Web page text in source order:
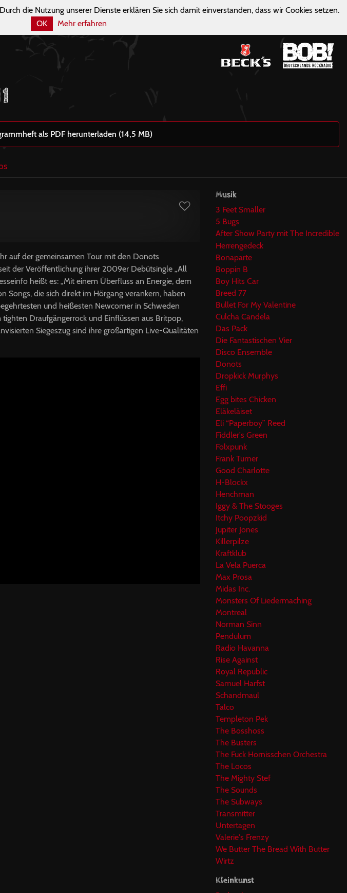
die Nutzung unserer Dienste erklären Sie sich damit einverstanden, dass wir Cookies setzen.
OK
Mehr erfahren
als PDF herunterladen (14,5 MB)
auf der gemeinsamen Tour mit den Donots
der Veröffentlichung ihrer 2009er Debütsingle „All
heißt es: „Mit einem Überfluss an Energie, dem
Songs, die sich direkt im Hörgang verankern, haben
und heißesten Newcomer in Schweden
Draufgängerrock und Einflüssen aus Britpop,
Siegeszug sind ihre großartigen Live-Qualitäten
Musik
3 Feet Smaller
5 Bugs
After Show Party mit The Incredible
Herrengedeck
Bonaparte
Boppin B
Boy Hits Car
Breed 77
Bullet For My Valentine
Culcha Candela
Das Pack
Die Fantastischen Vier
Disco Ensemble
Donots
Dropkick Murphys
Effi
Egg bites Chicken
Eläkeläiset
Eli “Paperboy” Reed
Fiddler's Green
Folxpunk
Frank Turner
Good Charlotte
H-Blockx
Henchman
Iggy & The Stooges
Itchy Poopzkid
Jupiter Jones
Killerpilze
Kraftklub
La Vela Puerca
Max Prosa
Midas Inc.
Monsters Of Liedermaching
Montreal
Norman Sinn
Pendulum
Radio Havanna
Rise Against
Royal Republic
Samuel Harfst
Schandmaul
Talco
Templeton Pek
The Bosshoss
The Busters
The Fuck Hornisschen Orchestra
The Locos
The Mighty Stef
The Sounds
The Subways
Transmitter
Untertagen
Valerie's Frenzy
We Butter The Bread With Butter
Wirtz
Kleinkunst